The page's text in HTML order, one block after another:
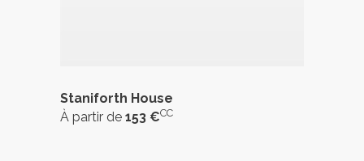
Staniforth House
À partir de 153 €CC